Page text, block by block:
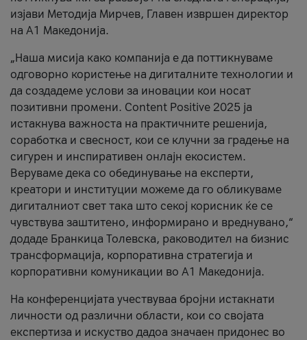
изјави Методија Мирчев, Главен извршен директор
на А1 Македонија.
„Наша мисија како компанија е да поттикнуваме
одговорно користење на дигиталните технологии и
да создадеме услови за иновации кои носат
позитивни промени. Content Positive 2025 ја
истакнува важноста на практичните решенија,
соработка и свесност, кои се клучни за градење на
сигурен и инспиративен онлајн екосистем.
Веруваме дека со обединување на експерти,
креатори и институции можеме да го обликуваме
дигиталниот свет така што секој корисник ќе се
чувствува заштитено, информирано и вреднувано,“
додаде Бранкица Толевска, раководител на бизнис
трансформација, корпоративна стратегија и
корпоративни комуникации во А1 Македонија.
На конференцијата учествуваа бројни истакнати
личности од различни области, кои со својата
експертиза и искуство дадоа значаен придонес во